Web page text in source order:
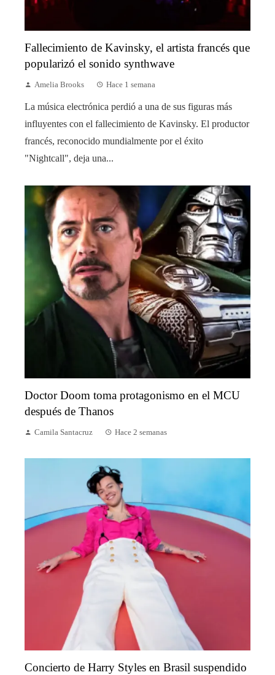
Fallecimiento de Kavinsky, el artista francés que
popularizó el sonido synthwave
Amelia Brooks Hace 1 semana
La música electrónica perdió a una de sus figuras más
influyentes con el fallecimiento de Kavinsky. El productor
francés, reconocido mundialmente por el éxito
"Nightcall", deja una...
Doctor Doom toma protagonismo en el MCU
después de Thanos
Camila Santacruz Hace 2 semanas
Concierto de Harry Styles en Brasil suspendido